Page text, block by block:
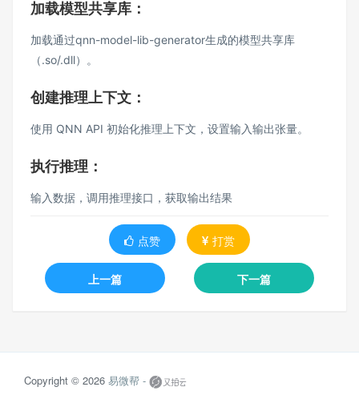
加载模型共享库：
加载通过qnn-model-lib-generator生成的模型共享库
（.so/.dll）。
创建推理上下文：
使用 QNN API 初始化推理上下文，设置输入输出张量。
执行推理：
输入数据，调用推理接口，获取输出结果
点赞 打赏
上一篇 下一篇
Copyright © 2026 易微帮 -